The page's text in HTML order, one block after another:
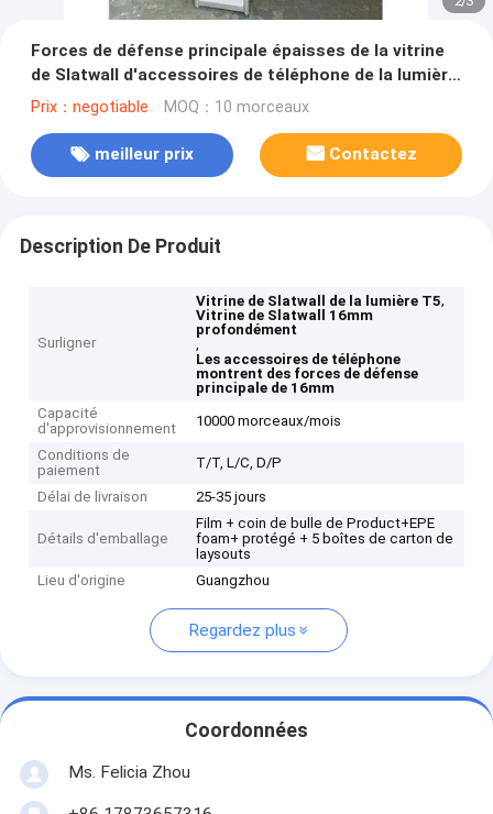
Forces de défense principale épaisses de la vitrine
de Slatwall d'accessoires de téléphone de la lumière
T5 16mm
Prix：negotiable MOQ：10 morceaux
meilleur prix Contactez
Description De Produit
Surligner
Vitrine de Slatwall de la lumière T5,
Vitrine de Slatwall 16mm
profondément
,
Les accessoires de téléphone
montrent des forces de défense
principale de 16mm
Capacité
d'approvisionnement
10000 morceaux/mois
Conditions de
paiement
T/T, L/C, D/P
Délai de livraison 25-35 jours
Détails d'emballage
Film + coin de bulle de Product+EPE
foam+ protégé + 5 boîtes de carton de
laysouts
Lieu d'origine
Guangzhou
Regardez plus
Coordonnées
Ms. Felicia Zhou